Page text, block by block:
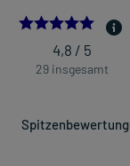
4,8 / 5
29 insgesamt